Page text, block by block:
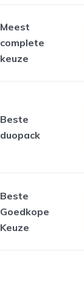
Meest
complete
keuze
Beste
duopack
Beste
Goedkope
Keuze